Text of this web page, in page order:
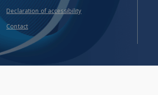
Declaration of accessibility
Contact